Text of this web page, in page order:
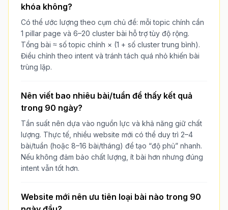
khóa không?
Có thể ước lượng theo cụm chủ đề: mỗi topic chính cần
1 pillar page và 6–20 cluster bài hỗ trợ tùy độ rộng.
Tổng bài ≈ số topic chính × (1 + số cluster trung bình).
Điều chỉnh theo intent và tránh tách quá nhỏ khiến bài
trùng lặp.
Nên viết bao nhiêu bài/tuần để thấy kết quả
trong 90 ngày?
Tần suất nên dựa vào nguồn lực và khả năng giữ chất
lượng. Thực tế, nhiều website mới có thể duy trì 2–4
bài/tuần (hoặc 8–16 bài/tháng) để tạo “độ phủ” nhanh.
Nếu không đảm bảo chất lượng, ít bài hơn nhưng đúng
intent vẫn tốt hơn.
Website mới nên ưu tiên loại bài nào trong 90